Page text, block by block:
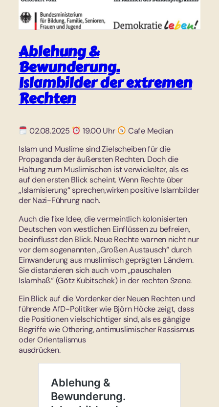
Ablehung &
Bewunderung.
Islambilder der extremen
Rechten
02.08.2025 19.00 Uhr
Cafe Median
Islam und Muslime sind Zielscheiben für die
Propaganda der äußersten Rechten. Doch die
Haltung zum Muslimischen ist verwickelter, als es
auf den ersten Blick scheint. Wenn Rechte über
„Islamisierung“ sprechen,wirken positive Islambilder
der Nazi-Führung nach.
Auch die fixe Idee, die vermeintlich kolonisierten
Deutschen von westlichen Einflüssen zu befreien,
beeinflusst den Blick. Neue Rechte warnen nicht nur
vor dem sogenannten „Großen Austausch“ durch
Einwanderung aus muslimisch geprägten Ländern.
Sie distanzieren sich auch vom „pauschalen
Islamhaß“ (Götz Kubitschek) in der rechten Szene.
Ein Blick auf die Vordenker der Neuen Rechten und
führende AfD-Politiker wie Björn Höcke zeigt, dass
die Positionen vielschichtiger sind, als es gängige
Begriffe wie Othering, antimuslimischer Rassismus
oder Orientalismus
ausdrücken.